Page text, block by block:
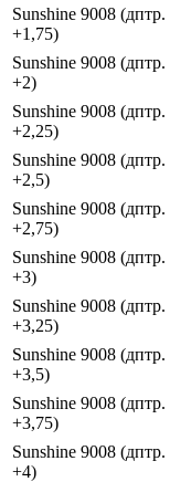
Sunshine 9008 (дптр.
+1,75)
Sunshine 9008 (дптр.
+2)
Sunshine 9008 (дптр.
+2,25)
Sunshine 9008 (дптр.
+2,5)
Sunshine 9008 (дптр.
+2,75)
Sunshine 9008 (дптр.
+3)
Sunshine 9008 (дптр.
+3,25)
Sunshine 9008 (дптр.
+3,5)
Sunshine 9008 (дптр.
+3,75)
Sunshine 9008 (дптр.
+4)